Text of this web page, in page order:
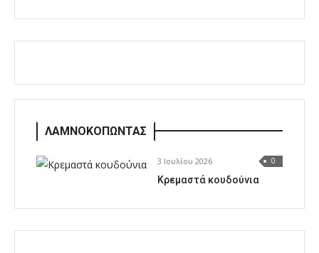
ΛΑΜΝΟΚΟΠΩΝΤΑΣ
3 Ιουλίου 2026 0
Κρεμαστά κουδούνια